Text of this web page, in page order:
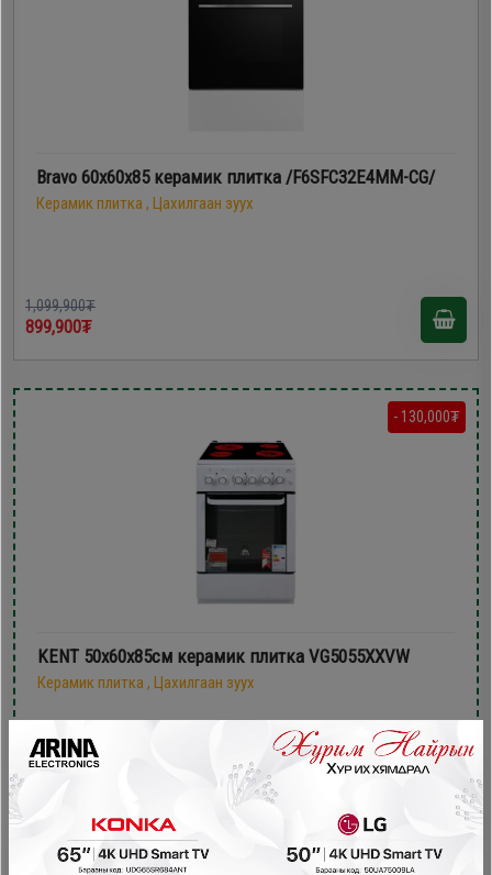
Bravo 60х60х85 керамик плитка /F6SFC32E4MM-CG/
Керамик плитка , Цахилгаан зуух
1,099,900₮
899,900₮
- 130,000₮
KENT 50х60x85см керамик плитка VG5055XXVW
Керамик плитка , Цахилгаан зуух